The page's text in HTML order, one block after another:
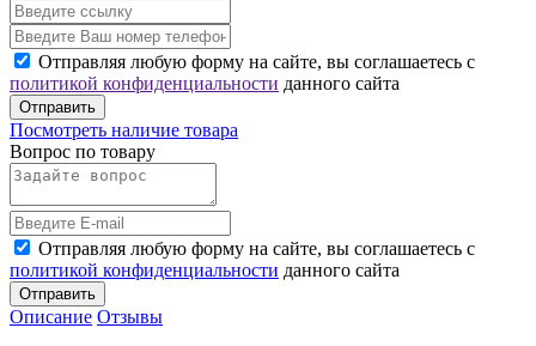
Отправляя любую форму на сайте, вы соглашаетесь с
политикой конфиденциальности данного сайта
Отправить
Посмотреть наличие товара
Вопрос по товару
Отправляя любую форму на сайте, вы соглашаетесь с
политикой конфиденциальности данного сайта
Отправить
Описание Отзывы